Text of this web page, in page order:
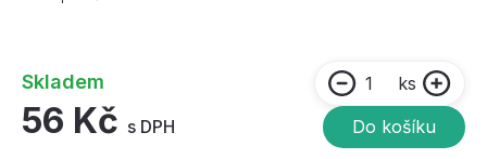
Skladem
56 Kč s DPH
ks
Do košíku